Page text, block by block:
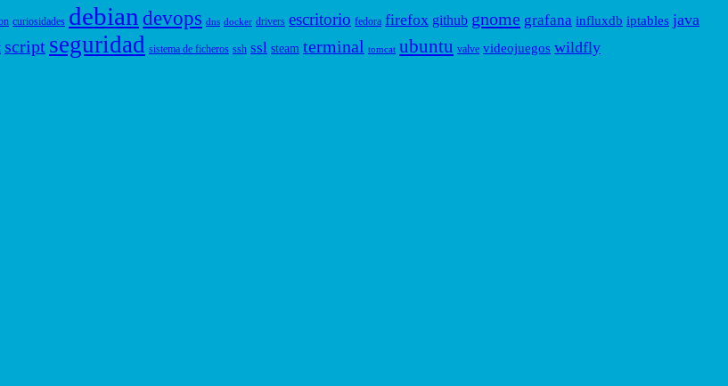
curiosidades debian devops dns docker drivers escritorio fedora firefox github gnome grafana influxdb iptables java
script seguridad sistema de ficheros ssh ssl steam terminal tomcat ubuntu valve videojuegos wildfly